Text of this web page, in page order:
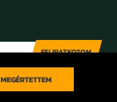
FELIRATKOZOM
MEGÉRTETTEM